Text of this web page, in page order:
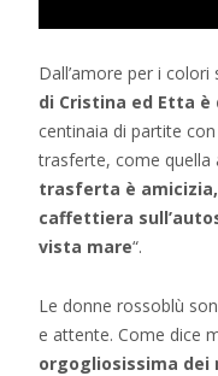
Dall’amore per i
di Cristina ed Etta
centinaia di partite
trasferte, come quella
trasferta è
caffettiera
vista mare“.
Le donne rossoblù
e attente. Come dice
orgogliosissima dei